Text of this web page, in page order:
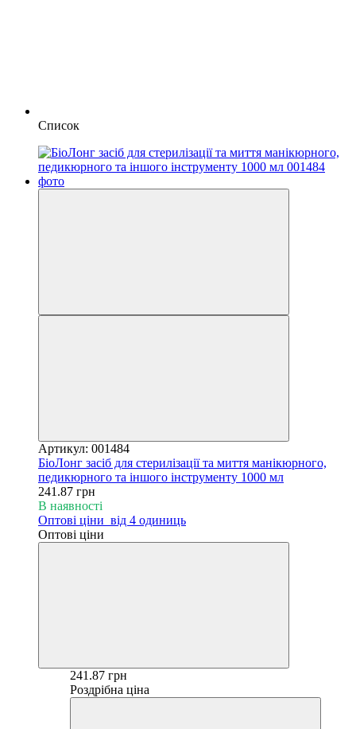
Список
Артикул: 001484
БіоЛонг засіб для стерилізації та миття манікюрного,
педикюрного та іншого інструменту 1000 мл
241.87 грн
В наявності
Оптові ціни від 4 одиниць
Оптові ціни
241.87 грн
Роздрібна ціна